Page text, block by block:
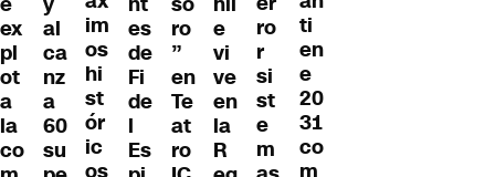
ex
pl
ot
a
la
co
al
ca
nz
a
60
su
im
os
hi
st
ór
ic
es
de
Fi
de
l
Es
ro
”
en
Te
at
ro
e
vi
ve
en
la
R
ro
r
si
st
e
m
ti
en
e
20
31
co